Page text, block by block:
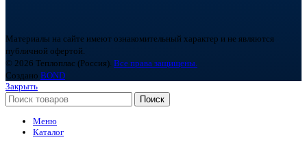
Материалы на сайте имеют ознакомительный характер и не являются
публичной офертой.
© 2026 Теплоплас (Россия). Все права защищены.
Создано BOND
Закрыть
Поиск
Меню
Каталог